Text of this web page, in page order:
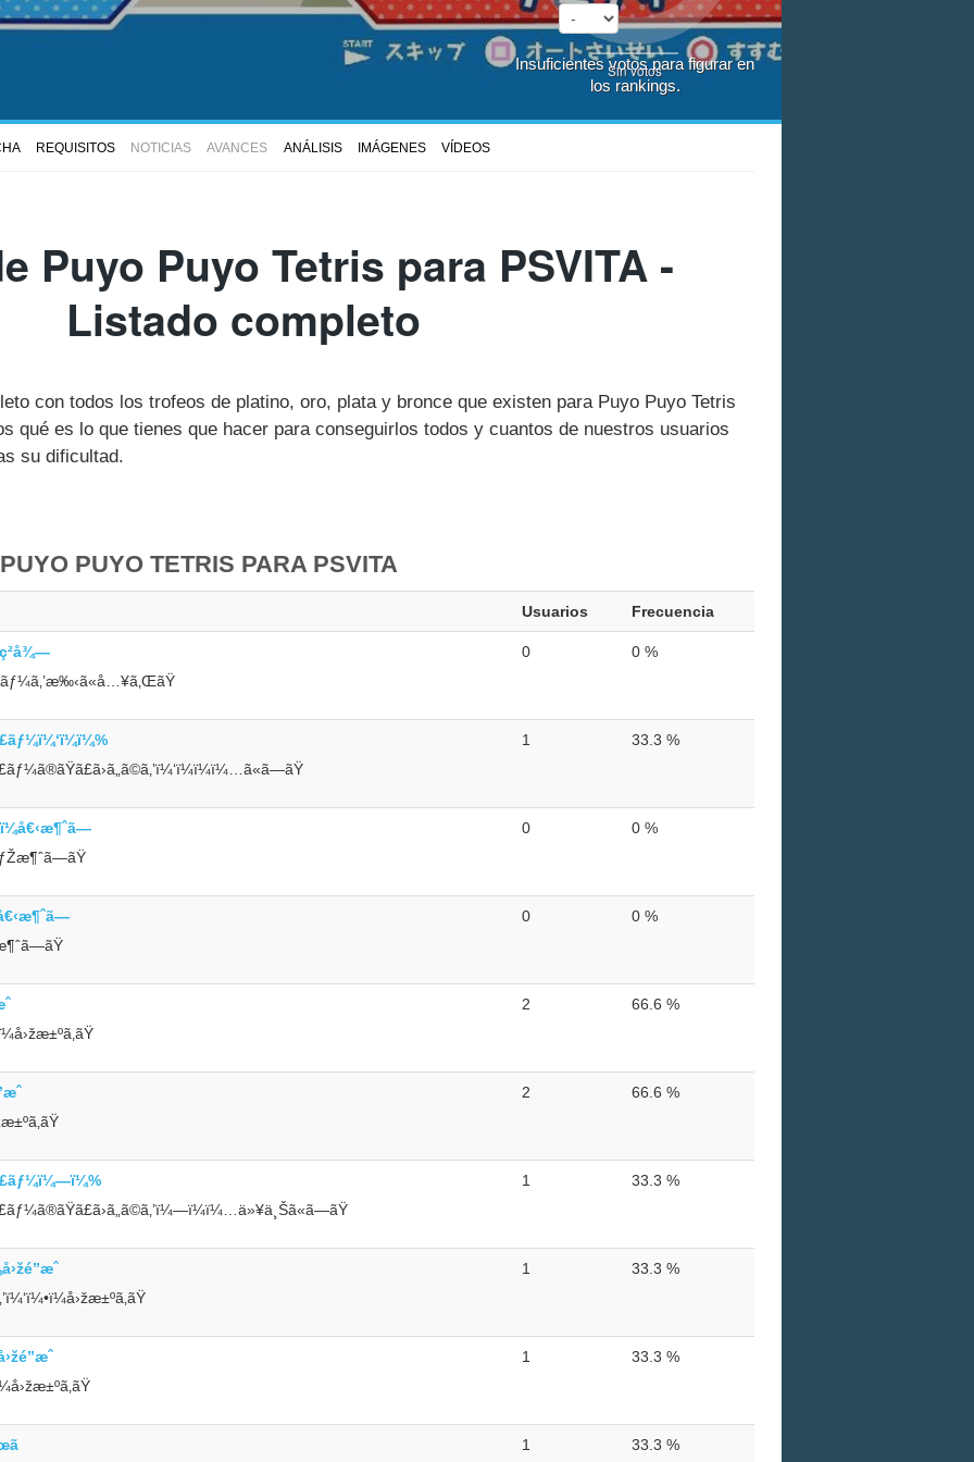
Sin votos
Insuficientes votos para figurar en
los rankings.
REQUISITOS NOTICIAS AVANCES ANÁLISIS IMÁGENES VÍDEOS
Puyo Puyo Tetris para PSVITA -
Listado completo
con todos los trofeos de platino, oro, plata y bronce que existen para Puyo Puyo Tetris
qué es lo que tienes que hacer para conseguirlos todos y cuantos de nuestros usuarios
su dificultad.
PUYO TETRIS PARA PSVITA
Usuarios Frecuencia
0 0 %
1 33.3 %
0 0 %
0 0 %
2 66.6 %
2 66.6 %
1 33.3 %
1 33.3 %
1 33.3 %
1 33.3 %